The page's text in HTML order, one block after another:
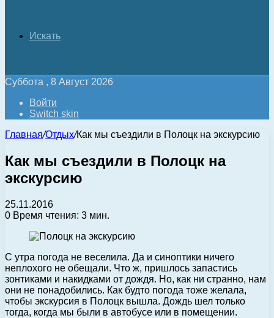
Искать
Суббота , 8 Август 2026
Войти
Switch skin
Главная/Отдых/Как мы съездили в Полоцк на экскурсию
Как мы съездили в Полоцк на
экскурсию
25.11.2016
0 Время чтения: 3 мин.
С утра погода не веселила. Да и синоптики ничего
неплохого не обещали. Что ж, пришлось запастись
зонтиками и накидками от дождя. Но, как ни странно, нам
они не понадобились. Как будто погода тоже желала,
чтобы экскурсия в Полоцк вышла. Дождь шел только
тогда, когда мы были в автобусе или в помещении.